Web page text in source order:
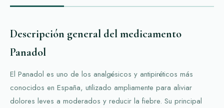
Descripción general del medicamento
Panadol
El Panadol es uno de los analgésicos y antipiréticos más
conocidos en España, utilizado ampliamente para aliviar
dolores leves a moderados y reducir la fiebre. Su principal